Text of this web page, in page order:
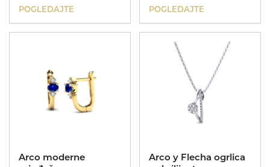
POGLEDAJTE POGLEDAJTE
Arco moderne
Arco y Flecha ogrlica